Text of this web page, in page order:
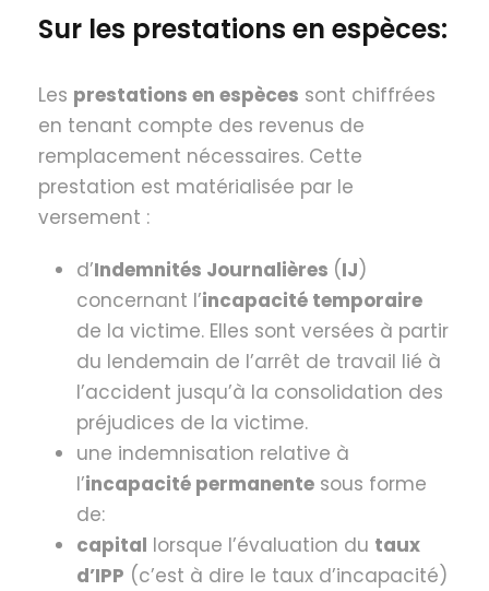
Sur les prestations en espèces:
Les prestations en espèces sont chiffrées
en tenant compte des revenus de
remplacement nécessaires. Cette
prestation est matérialisée par le
versement :
d’Indemnités Journalières (IJ)
concernant l’incapacité temporaire
de la victime. Elles sont versées à partir
du lendemain de l’arrêt de travail lié à
l’accident jusqu’à la consolidation des
préjudices de la victime.
une indemnisation relative à
l’incapacité permanente sous forme
de:
capital lorsque l’évaluation du taux
d’IPP (c’est à dire le taux d’incapacité)